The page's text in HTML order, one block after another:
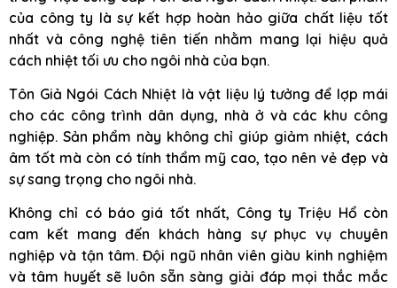
của công ty là sự kết hợp hoàn hảo giữa chất liệu tốt
nhất và công nghệ tiên tiến nhằm mang lại hiệu quả
cách nhiệt tối ưu cho ngôi nhà của bạn.
Tôn Giả Ngói Cách Nhiệt là vật liệu lý tưởng để lợp mái
cho các công trình dân dụng, nhà ở và các khu công
nghiệp. Sản phẩm này không chỉ giúp giảm nhiệt, cách
âm tốt mà còn có tính thẩm mỹ cao, tạo nên vẻ đẹp và
sự sang trọng cho ngôi nhà.
Không chỉ có báo giá tốt nhất, Công ty Triệu Hổ còn
cam kết mang đến khách hàng sự phục vụ chuyên
nghiệp và tận tâm. Đội ngũ nhân viên giàu kinh nghiệm
và tâm huyết sẽ luôn sẵn sàng giải đáp mọi thắc mắc